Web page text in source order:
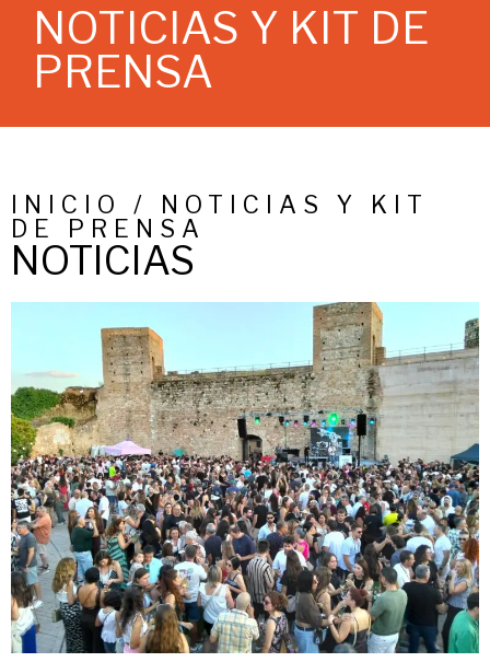
NOTICIAS Y KIT DE
PRENSA
INICIO / NOTICIAS Y KIT
DE PRENSA
NOTICIAS